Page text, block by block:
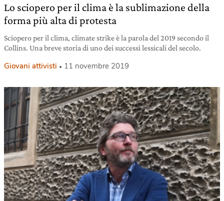
Lo sciopero per il clima è la sublimazione della
forma più alta di protesta
Sciopero per il clima, climate strike è la parola del 2019 secondo il
Collins. Una breve storia di uno dei successi lessicali del secolo.
Giovani attivisti 11 novembre 2019